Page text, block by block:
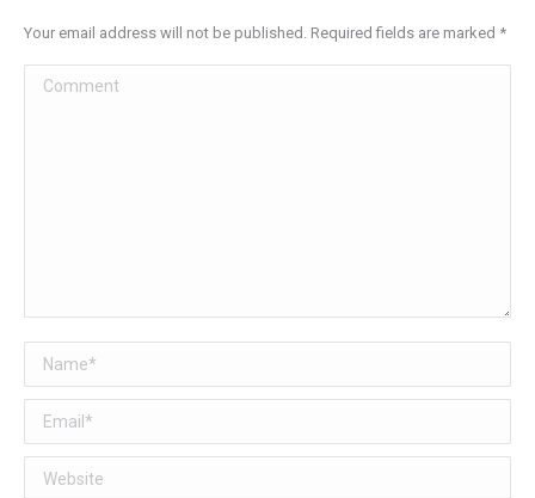
Your email address will not be published. Required fields are marked *
Comment
Name *
Email *
Website